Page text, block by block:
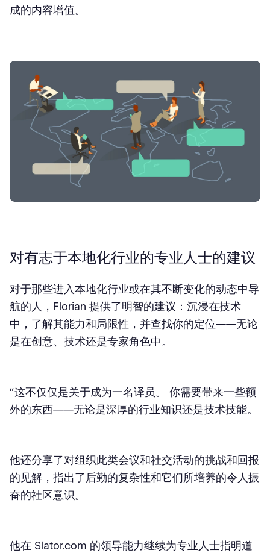
成的内容增值。
对有志于本地化行业的专业人士的建议
对于那些进入本地化行业或在其不断变化的动态中导
航的人，Florian 提供了明智的建议：沉浸在技术
中，了解其能力和局限性，并查找你的定位——无论
是在创意、技术还是专家角色中。
“这不仅仅是关于成为一名译员。 你需要带来一些额
外的东西——无论是深厚的行业知识还是技术技能。
他还分享了对组织此类会议和社交活动的挑战和回报
的见解，指出了后勤的复杂性和它们所培养的令人振
奋的社区意识。
他在 Slator.com 的领导能力继续为专业人士指明道